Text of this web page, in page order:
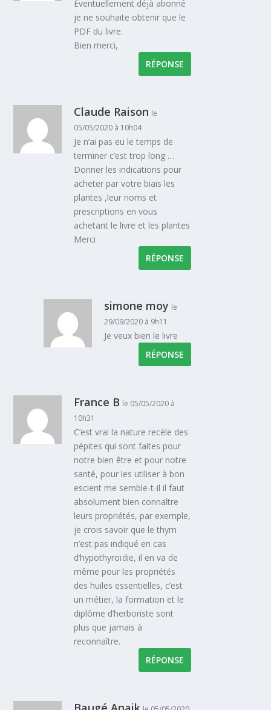
Eventuellement déjà abonné
je ne souhaite obtenir que le
PDF du livre.
Bien merci,
RÉPONSE
Claude Raison le
05/05/2020 à 10h04
Je n’ai pas eu le temps de
terminer c’est trop long …
Donner les indications pour
acheter par votre biais les
plantes ,leur noms et
prescriptions en vous
achetant le livre et les plantes
Merci
RÉPONSE
simone moy le
29/09/2020 à 9h11
Je veux bien le livre
RÉPONSE
France B le 05/05/2020 à
10h31
C’est vrai la nature recèle des
pépites qui sont faites pour
notre bien être et pour notre
santé, pour les utiliser à bon
escient me semble-t-il il faut
absolument bien connaître
leurs propriétés, par exemple,
je crois savoir que le thym
n’est pas indiqué en cas
d’hypothyroïdie, il en va de
même pour les propriétés
des huiles essentielles, c’est
un métier, la formation et le
diplôme d’herboriste sont
plus que jamais à
reconnaître.
RÉPONSE